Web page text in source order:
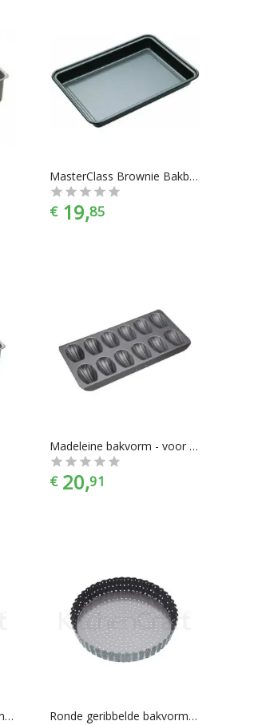
MasterClass Brownie Bakblik 25x18cm Non-stick
€ 19,85
Madeleine bakvorm - voor 12 stuks - Masterclass
€ 20,91
Ronde geribbelde bakvorm Geperforeerd met losse bodem, 20 cm - Masterclass Ronde geribbelde bakvorm Geperforeerd met losse bodem, 23 cm - Masterclass